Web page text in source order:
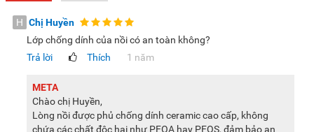
H Chị Huyền
Lớp chống dính của nồi có an toàn không?
Trả lời
Thích 1 năm
META
Chào chị Huyền,
Lòng nồi được phủ chống dính ceramic cao cấp, không
chứa các chất độc hại như PFOA hay PFOS, đảm bảo an